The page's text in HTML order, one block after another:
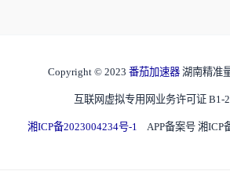
Copyright © 2023 番茄加速器 湖南精准
互联网虚拟专用网业务许可证 B1-
湘ICP备2023004234号-1 APP备案号 湘ICP